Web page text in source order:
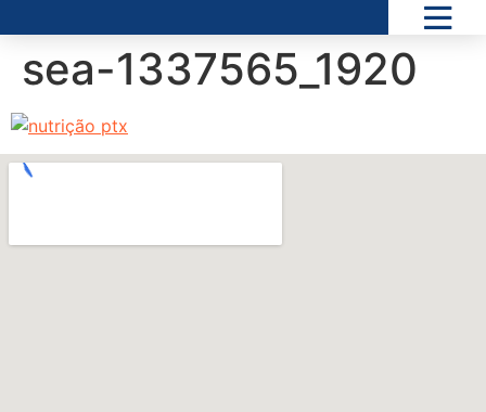
sea-1337565_1920